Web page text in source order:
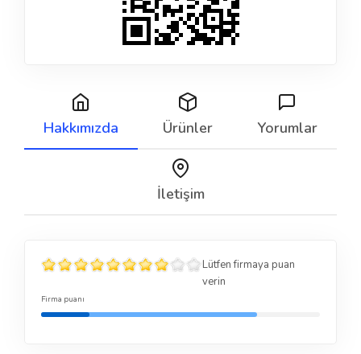
Hakkımızda Ürünler Yorumlar
İletişim
Lütfen firmaya puan
verin
Firma puanı